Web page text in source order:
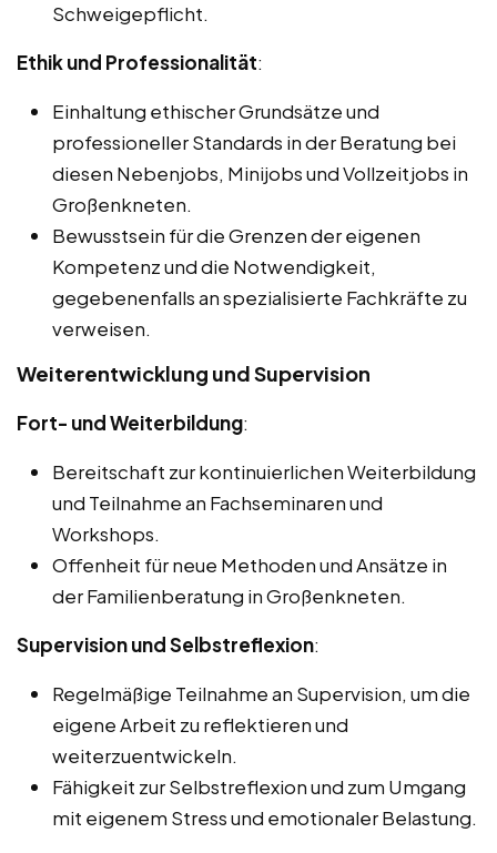
Schweigepflicht.
Ethik und Professionalität:
Einhaltung ethischer Grundsätze und
professioneller Standards in der Beratung bei
diesen Nebenjobs, Minijobs und Vollzeitjobs in
Großenkneten.
Bewusstsein für die Grenzen der eigenen
Kompetenz und die Notwendigkeit,
gegebenenfalls an spezialisierte Fachkräfte zu
verweisen.
Weiterentwicklung und Supervision
Fort- und Weiterbildung:
Bereitschaft zur kontinuierlichen Weiterbildung
und Teilnahme an Fachseminaren und
Workshops.
Offenheit für neue Methoden und Ansätze in
der Familienberatung in Großenkneten.
Supervision und Selbstreflexion:
Regelmäßige Teilnahme an Supervision, um die
eigene Arbeit zu reflektieren und
weiterzuentwickeln.
Fähigkeit zur Selbstreflexion und zum Umgang
mit eigenem Stress und emotionaler Belastung.